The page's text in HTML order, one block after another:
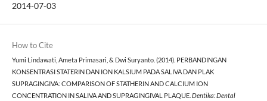
2014-07-03
How to Cite
Yumi Lindawati, Ameta Primasari, & Dwi Suryanto. (2014). PERBANDINGAN
KONSENTRASI STATERIN DAN ION KALSIUM PADA SALIVA DAN PLAK
SUPRAGINGIVA: COMPARISON OF STATHERIN AND CALCIUM ION
CONCENTRATION IN SALIVA AND SUPRAGINGIVAL PLAQUE. Dentika: Dental